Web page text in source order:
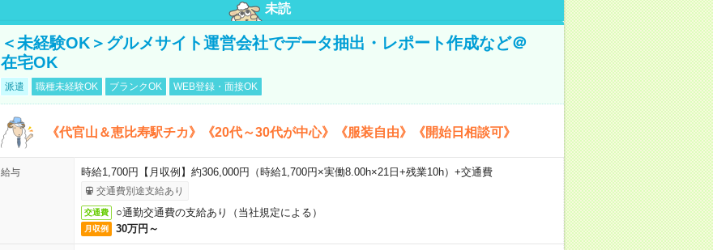
未読
＜未経験OK＞グルメサイト運営会社でデータ抽出・レポート作成など＠
在宅OK
派遣 職種未経験OK ブランクOK WEB登録・面接OK
《代官山＆恵比寿駅チカ》《20代～30代が中心》《服装自由》《開始日相談可》
給与 時給1,700円【月収例】約306,000円（時給1,700円×実働8.00h×21日+残業10h）+交通費
交通費別途支給あり
交通費 ○通勤交通費の支給あり（当社規定による）
月収例 30万円～